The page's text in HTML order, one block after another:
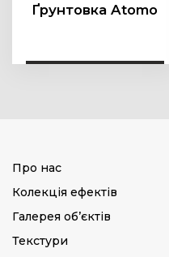
Ґрунтовка Atomo
Про нас
Колекція ефектів
Галерея об’єктів
Текстури